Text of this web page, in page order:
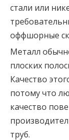
стали или
оффшорные
Металл
плоских
Качество
потому что
качество
труб.